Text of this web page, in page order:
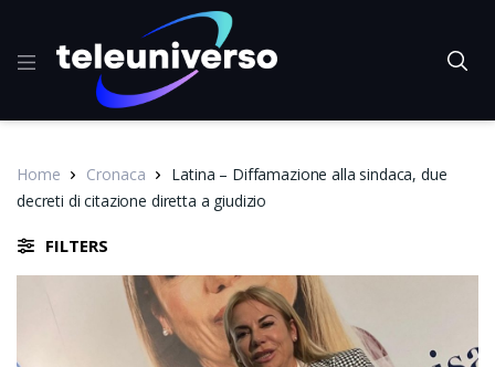
Home Cronaca
Latina – Diffamazione alla sindaca, due
decreti di citazione diretta a giudizio
FILTERS